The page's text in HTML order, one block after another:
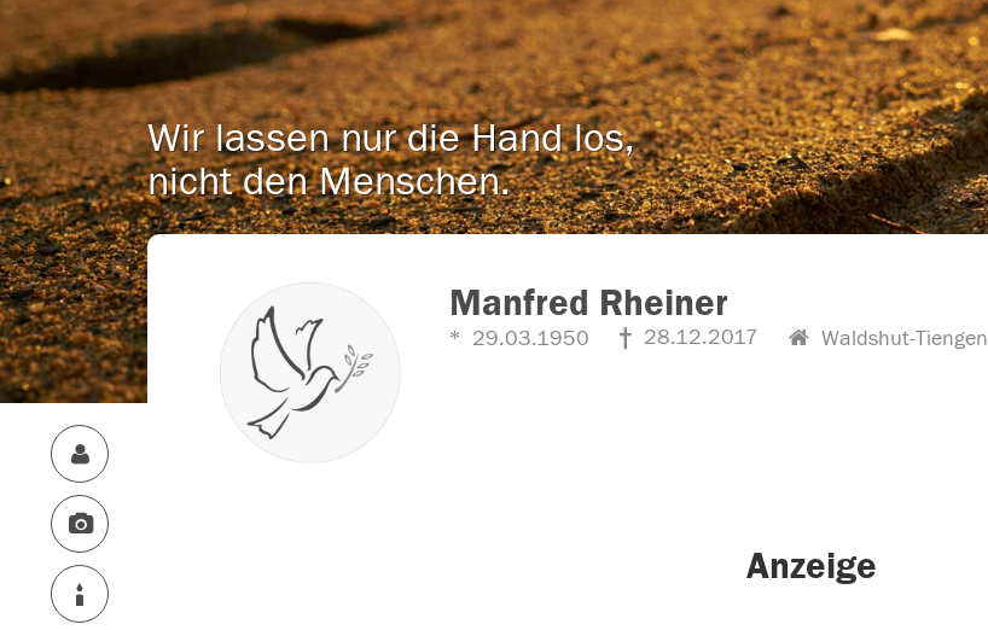
Wir lassen nur die Hand los,
nicht den Menschen.
Manfred Rheiner
29.03.1950 28.12.2017 Waldshut-Tiengen
Anzeige